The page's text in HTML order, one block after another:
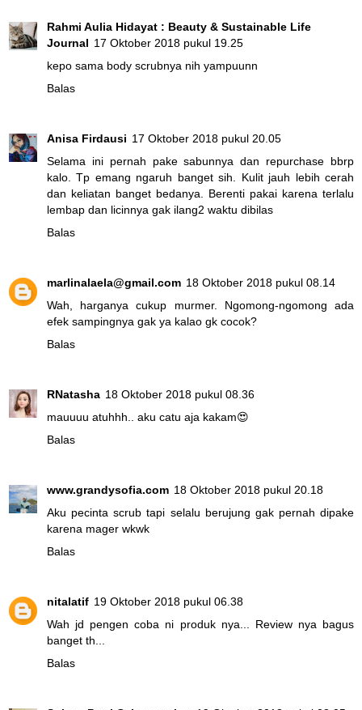
Rahmi Aulia Hidayat : Beauty & Sustainable Life
Journal 17 Oktober 2018 pukul 19.25
kepo sama body scrubnya nih yampuunn
Balas
Anisa Firdausi 17 Oktober 2018 pukul 20.05
Selama ini pernah pake sabunnya dan repurchase bbrp
kalo. Tp emang ngaruh banget sih. Kulit jauh lebih cerah
dan keliatan banget bedanya. Berenti pakai karena terlalu
lembap dan licinnya gak ilang2 waktu dibilas
Balas
marlinalaela@gmail.com 18 Oktober 2018 pukul 08.14
Wah, harganya cukup murmer. Ngomong-ngomong ada
efek sampingnya gak ya kalao gk cocok?
Balas
RNatasha 18 Oktober 2018 pukul 08.36
mauuuu atuhhh.. aku catu aja kakam😍
Balas
www.grandysofia.com 18 Oktober 2018 pukul 20.18
Aku pecinta scrub tapi selalu berujung gak pernah dipake
karena mager wkwk
Balas
nitalatif 19 Oktober 2018 pukul 06.38
Wah jd pengen coba ni produk nya... Review nya bagus
banget th...
Balas